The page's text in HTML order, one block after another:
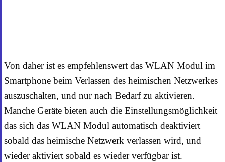
Von daher ist es empfehlenswert das WLAN Modul im
Smartphone beim Verlassen des heimischen Netzwerkes
auszuschalten, und nur nach Bedarf zu aktivieren.
Manche Geräte bieten auch die Einstellungsmöglichkeit
das sich das WLAN Modul automatisch deaktiviert
sobald das heimische Netzwerk verlassen wird, und
wieder aktiviert sobald es wieder verfügbar ist.